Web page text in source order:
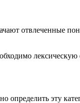
отвлеченные
определить эту